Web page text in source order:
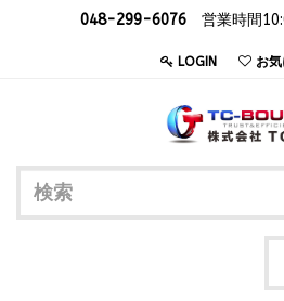
048-299-6076 営業時間
LOGIN お